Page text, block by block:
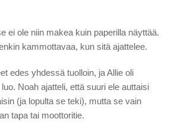
ei ole niin makea kuin paperilla näyttää.
kammottavaa, kun sitä ajattelee.
edes yhdessä tuolloin, ja Allie oli
Noah ajatteli, että suuri ele auttaisi
(ja lopulta se teki), mutta se vain
tapa tai moottoritie.